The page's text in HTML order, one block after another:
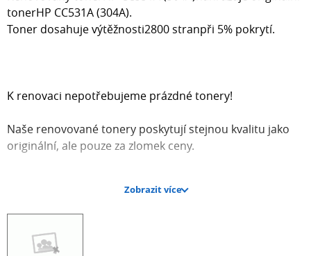
tonerHP CC531A (304A).
Toner dosahuje výtěžnosti2800 stranpři 5% pokrytí.
K renovaci nepotřebujeme prázdné tonery!
Naše renovované tonery poskytují stejnou kvalitu jako
originální, ale pouze za zlomek ceny.
Určeno pro tiskárny:
Zobrazit více